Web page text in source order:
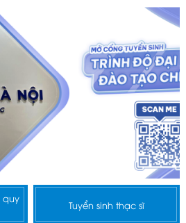
quy
Tuyển sinh thạc sĩ